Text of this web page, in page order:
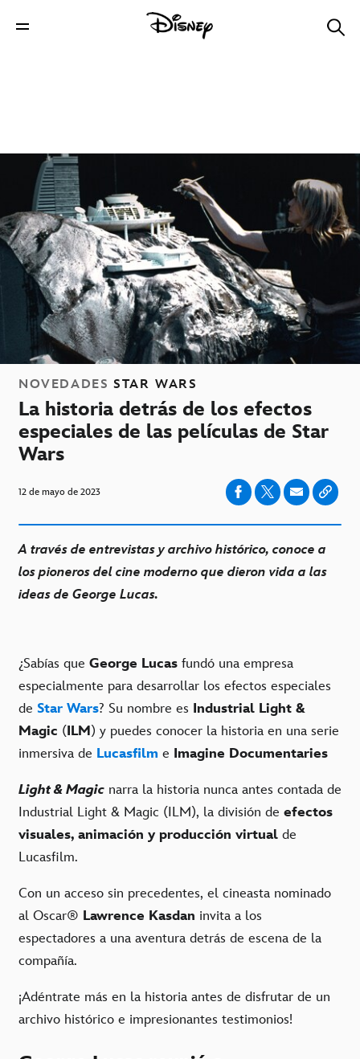
NOVEDADES STAR WARS
La historia detrás de los efectos
especiales de las películas de Star
Wars
12 de mayo de 2023
A través de entrevistas y archivo histórico, conoce a
los pioneros del cine moderno que dieron vida a las
ideas de George Lucas.
¿Sabías que George Lucas fundó una empresa
especialmente para desarrollar los efectos especiales
de Star Wars? Su nombre es Industrial Light &
Magic (ILM) y puedes conocer la historia en una serie
inmersiva de Lucasfilm e Imagine Documentaries
Light & Magic narra la historia nunca antes contada de
Industrial Light & Magic (ILM), la división de efectos
visuales, animación y producción virtual de
Lucasfilm.
Con un acceso sin precedentes, el cineasta nominado
al Oscar® Lawrence Kasdan invita a los
espectadores a una aventura detrás de escena de la
compañía.
¡Adéntrate más en la historia antes de disfrutar de un
archivo histórico e impresionantes testimonios!